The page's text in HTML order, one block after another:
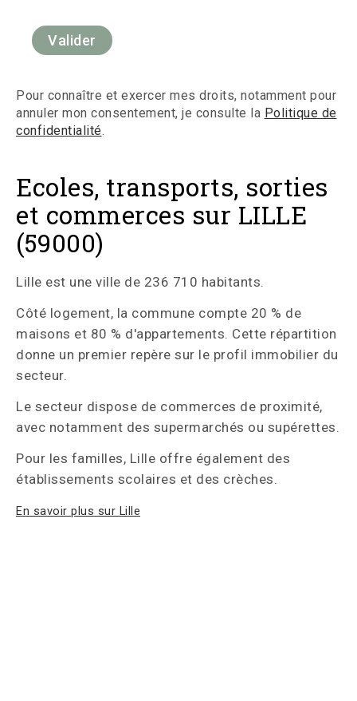
Pour connaître et exercer mes droits, notamment pour
annuler mon consentement, je consulte la Politique de
confidentialité.
Ecoles, transports, sorties
et commerces sur LILLE
(59000)
Lille est une ville de 236 710 habitants.
Côté logement, la commune compte 20 % de
maisons et 80 % d'appartements. Cette répartition
donne un premier repère sur le profil immobilier du
secteur.
Le secteur dispose de commerces de proximité,
avec notamment des supermarchés ou supérettes.
Pour les familles, Lille offre également des
établissements scolaires et des crèches.
En savoir plus sur Lille